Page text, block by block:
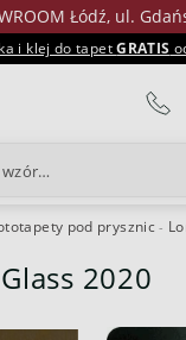
Łódź, ul.
i klej do tapetGRATIS
pod prysznic
2020